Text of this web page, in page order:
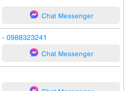
Chat Messenger
- 0988323241
Chat Messenger